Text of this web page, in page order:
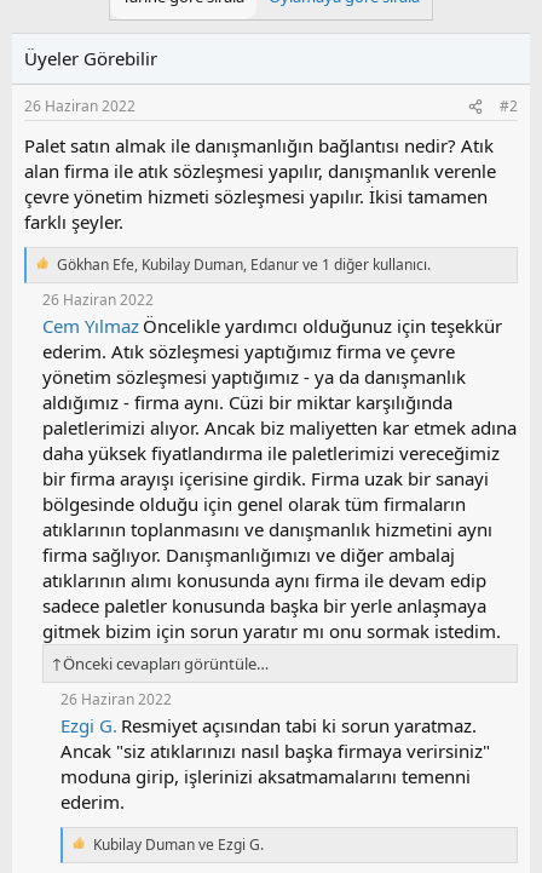
Üyeler Görebilir
26 Haziran 2022 #2
Palet satın almak ile danışmanlığın bağlantısı nedir? Atık
alan firma ile atık sözleşmesi yapılır, danışmanlık verenle
çevre yönetim hizmeti sözleşmesi yapılır. İkisi tamamen
farklı şeyler.
T
Gökhan Efe, Kubilay Duman, Edanurve 1 diğer kullanıcı.
26 Haziran 2022
Cem Yılmaz Öncelikle yardımcı olduğunuz için teşekkür
ederim. Atık sözleşmesi yaptığımız firma ve çevre
yönetim sözleşmesi yaptığımız - ya da danışmanlık
aldığımız - firma aynı. Cüzi bir miktar karşılığında
paletlerimizi alıyor. Ancak biz maliyetten kar etmek adına
daha yüksek fiyatlandırma ile paletlerimizi vereceğimiz
bir firma arayışı içerisine girdik. Firma uzak bir sanayi
bölgesinde olduğu için genel olarak tüm firmaların
atıklarının toplanmasını ve danışmanlık hizmetini aynı
firma sağlıyor. Danışmanlığımızı ve diğer ambalaj
atıklarının alımı konusunda aynı firma ile devam edip
sadece paletler konusunda başka bir yerle anlaşmaya
gitmek bizim için sorun yaratır mı onu sormak istedim.
↑Önceki cevapları görüntüle…
26 Haziran 2022
Ezgi G. Resmiyet açısından tabi ki sorun yaratmaz.
Ancak "siz atıklarınızı nasıl başka firmaya verirsiniz"
moduna girip, işlerinizi aksatmamalarını temenni
ederim.
T
Kubilay Dumanve Ezgi G.